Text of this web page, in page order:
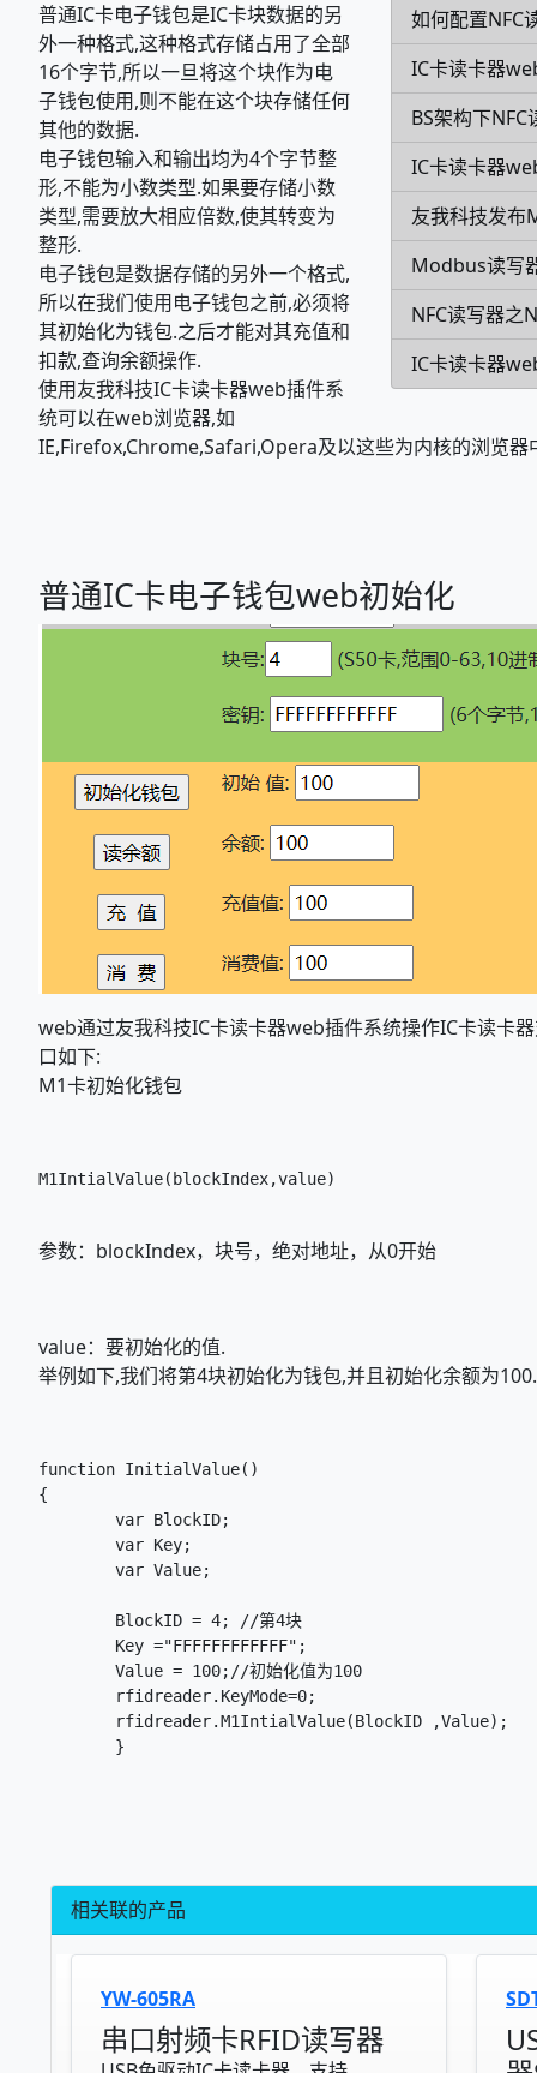
如何配置NFC
IC卡读卡器
BS架构下
IC卡读卡器
友我科技发布
Modbus读写
NFC读写器之
IC卡读卡器
普通IC卡电子钱包是IC卡块数据的另
外一种格式,这种格式存储占用了全部
16个字节,所以一旦将这个块作为电
子钱包使用,则不能在这个块存储任何
其他的数据.
电子钱包输入和输出均为4个字节整
形,不能为小数类型.如果要存储小数
类型,需要放大相应倍数,使其转变为
整形.
电子钱包是数据存储的另外一个格式,
所以在我们使用电子钱包之前,必须将
其初始化为钱包.之后才能对其充值和
扣款,查询余额操作.
使用友我科技IC卡读卡器web插件系
统可以在web浏览器,如
IE,Firefox,Chrome,Safari,Opera及以这些为内核的浏览器
普通IC卡电子钱包web初始化
web通过友我科技IC卡读卡器web插件系统操作IC卡读卡
口如下:
M1卡初始化钱包
M1IntialValue(blockIndex,value)
参数：blockIndex，块号，绝对地址，从0开始
value：要初始化的值.
举例如下,我们将第4块初始化为钱包,并且初始化余额为100.
function InitialValue()
{
	}
相关联的产品
YW-605RA
串口射频卡RFID读写器